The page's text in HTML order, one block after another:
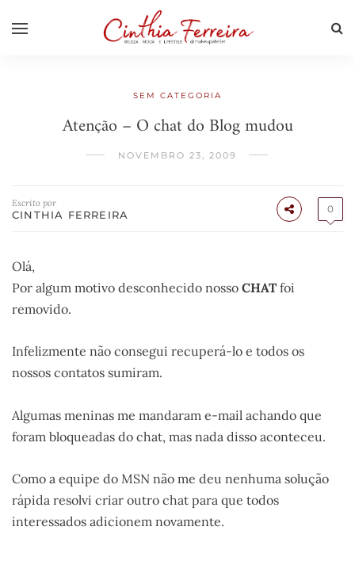
SEM CATEGORIA
Atenção – O chat do Blog mudou
NOVEMBRO 23, 2009
Escrito por
CINTHIA FERREIRA 0
Olá,
Por algum motivo desconhecido nosso CHAT foi
removido.
Infelizmente não consegui recuperá-lo e todos os
nossos contatos sumiram.
Algumas meninas me mandaram e-mail achando que
foram bloqueadas do chat, mas nada disso aconteceu.
Como a equipe do MSN não me deu nenhuma solução
rápida resolvi criar outro chat para que todos
interessados adicionem novamente.